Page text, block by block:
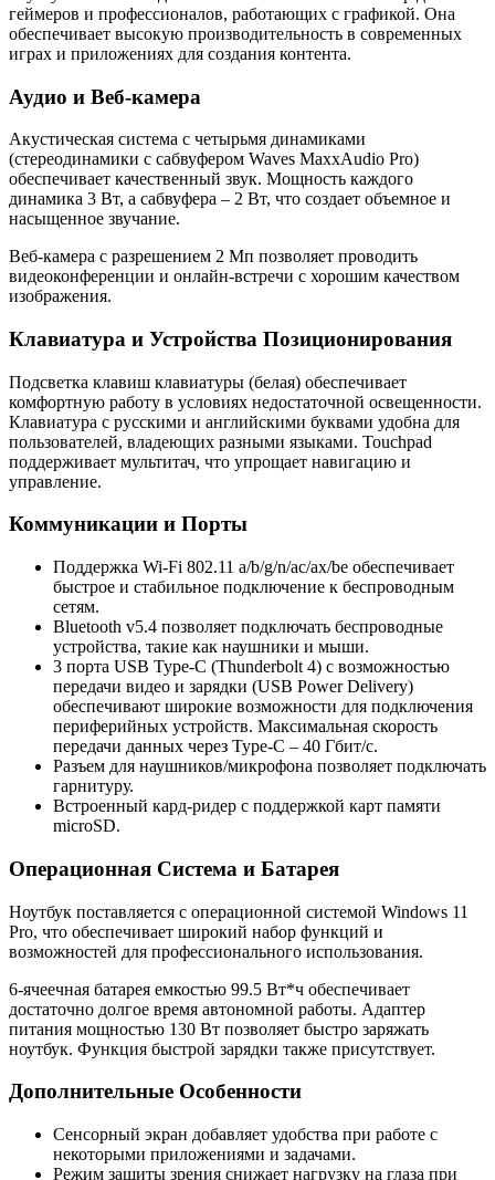
геймеров и профессионалов, работающих с графикой. Она
обеспечивает высокую производительность в современных
играх и приложениях для создания контента.
Аудио и Веб-камера
Акустическая система с четырьмя динамиками
(стереодинамики с сабвуфером Waves MaxxAudio Pro)
обеспечивает качественный звук. Мощность каждого
динамика 3 Вт, а сабвуфера – 2 Вт, что создает объемное и
насыщенное звучание.
Веб-камера с разрешением 2 Мп позволяет проводить
видеоконференции и онлайн-встречи с хорошим качеством
изображения.
Клавиатура и Устройства Позиционирования
Подсветка клавиш клавиатуры (белая) обеспечивает
комфортную работу в условиях недостаточной освещенности.
Клавиатура с русскими и английскими буквами удобна для
пользователей, владеющих разными языками. Touchpad
поддерживает мультитач, что упрощает навигацию и
управление.
Коммуникации и Порты
Поддержка Wi-Fi 802.11 a/b/g/n/ac/ax/be обеспечивает
быстрое и стабильное подключение к беспроводным
сетям.
Bluetooth v5.4 позволяет подключать беспроводные
устройства, такие как наушники и мыши.
3 порта USB Type-C (Thunderbolt 4) с возможностью
передачи видео и зарядки (USB Power Delivery)
обеспечивают широкие возможности для подключения
периферийных устройств. Максимальная скорость
передачи данных через Type-C – 40 Гбит/с.
Разъем для наушников/микрофона позволяет подключать
гарнитуру.
Встроенный кард-ридер с поддержкой карт памяти
microSD.
Операционная Система и Батарея
Ноутбук поставляется с операционной системой Windows 11
Pro, что обеспечивает широкий набор функций и
возможностей для профессионального использования.
6-ячеечная батарея емкостью 99.5 Вт*ч обеспечивает
достаточно долгое время автономной работы. Адаптер
питания мощностью 130 Вт позволяет быстро заряжать
ноутбук. Функция быстрой зарядки также присутствует.
Дополнительные Особенности
Сенсорный экран добавляет удобства при работе с
некоторыми приложениями и задачами.
Режим защиты зрения снижает нагрузку на глаза при